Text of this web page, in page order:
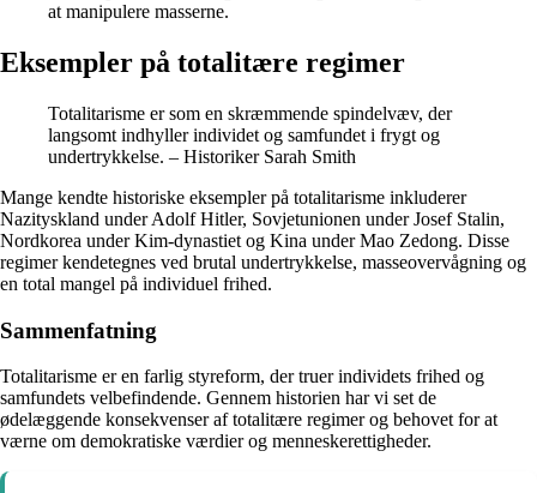
at manipulere masserne.
Eksempler på totalitære regimer
Totalitarisme er som en skræmmende spindelvæv, der
langsomt indhyller individet og samfundet i frygt og
undertrykkelse. – Historiker Sarah Smith
Mange kendte historiske eksempler på totalitarisme inkluderer
Nazityskland under Adolf Hitler, Sovjetunionen under Josef Stalin,
Nordkorea under Kim-dynastiet og Kina under Mao Zedong. Disse
regimer kendetegnes ved brutal undertrykkelse, masseovervågning og
en total mangel på individuel frihed.
Sammenfatning
Totalitarisme er en farlig styreform, der truer individets frihed og
samfundets velbefindende. Gennem historien har vi set de
ødelæggende konsekvenser af totalitære regimer og behovet for at
værne om demokratiske værdier og menneskerettigheder.